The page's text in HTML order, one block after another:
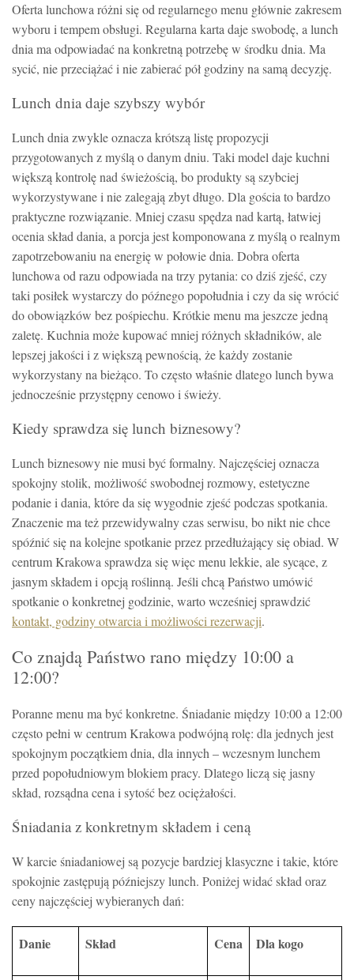
Oferta lunchowa różni się od regularnego menu głównie zakresem
wyboru i tempem obsługi. Regularna karta daje swobodę, a lunch
dnia ma odpowiadać na konkretną potrzebę w środku dnia. Ma
sycić, nie przeciążać i nie zabierać pół godziny na samą decyzję.
Lunch dnia daje szybszy wybór
Lunch dnia zwykle oznacza krótszą listę propozycji
przygotowanych z myślą o danym dniu. Taki model daje kuchni
większą kontrolę nad świeżością, bo produkty są szybciej
wykorzystywane i nie zalegają zbyt długo. Dla gościa to bardzo
praktyczne rozwiązanie. Mniej czasu spędza nad kartą, łatwiej
ocenia skład dania, a porcja jest komponowana z myślą o realnym
zapotrzebowaniu na energię w połowie dnia. Dobra oferta
lunchowa od razu odpowiada na trzy pytania: co dziś zjeść, czy
taki posiłek wystarczy do późnego popołudnia i czy da się wrócić
do obowiązków bez pośpiechu. Krótkie menu ma jeszcze jedną
zaletę. Kuchnia może kupować mniej różnych składników, ale
lepszej jakości i z większą pewnością, że każdy zostanie
wykorzystany na bieżąco. To często właśnie dlatego lunch bywa
jednocześnie przystępny cenowo i świeży.
Kiedy sprawdza się lunch biznesowy?
Lunch biznesowy nie musi być formalny. Najczęściej oznacza
spokojny stolik, możliwość swobodnej rozmowy, estetyczne
podanie i dania, które da się wygodnie zjeść podczas spotkania.
Znaczenie ma też przewidywalny czas serwisu, bo nikt nie chce
spóźnić się na kolejne spotkanie przez przedłużający się obiad. W
centrum Krakowa sprawdza się więc menu lekkie, ale sycące, z
jasnym składem i opcją roślinną. Jeśli chcą Państwo umówić
spotkanie o konkretnej godzinie, warto wcześniej sprawdzić
kontakt, godziny otwarcia i możliwości rezerwacji.
Co znajdą Państwo rano między 10:00 a
12:00?
Poranne menu ma być konkretne. Śniadanie między 10:00 a 12:00
często pełni w centrum Krakowa podwójną rolę: dla jednych jest
spokojnym początkiem dnia, dla innych – wczesnym lunchem
przed popołudniowym blokiem pracy. Dlatego liczą się jasny
skład, rozsądna cena i sytość bez ociężałości.
Śniadania z konkretnym składem i ceną
W karcie śniadaniowej są pozycje bardziej klasyczne i takie, które
spokojnie zastępują późniejszy lunch. Poniżej widać skład oraz
ceny najczęściej wybieranych dań:
Danie Skład Cena Dla kogo